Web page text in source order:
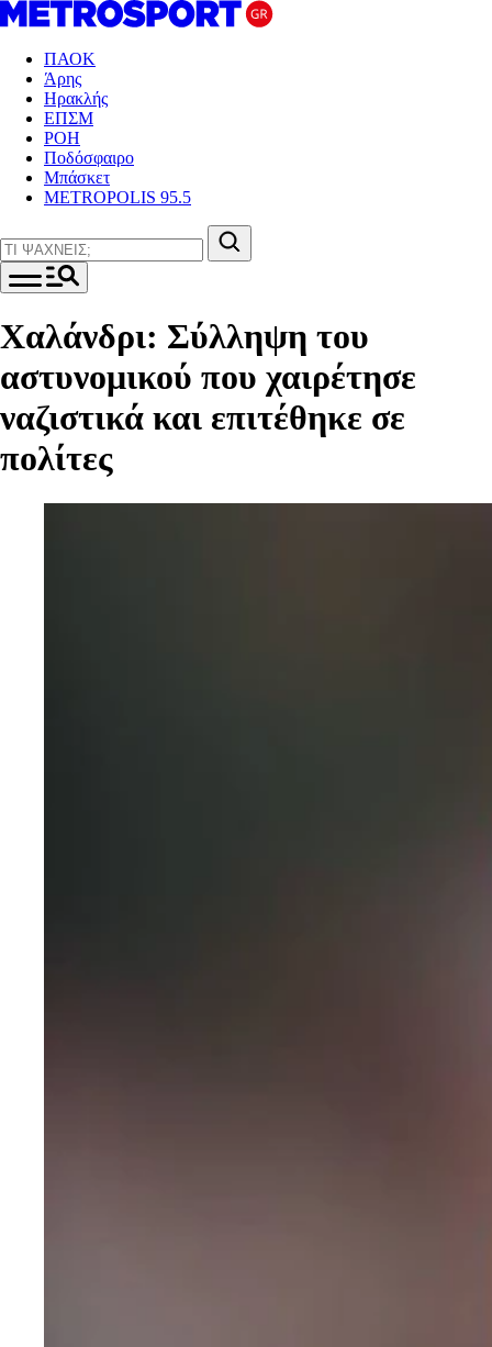
ΠΑΟΚ
Άρης
Ηρακλής
ΕΠΣΜ
ΡΟΗ
Ποδόσφαιρο
Μπάσκετ
METROPOLIS 95.5
Χαλάνδρι: Σύλληψη του
αστυνομικού που χαιρέτησε
ναζιστικά και επιτέθηκε σε
πολίτες